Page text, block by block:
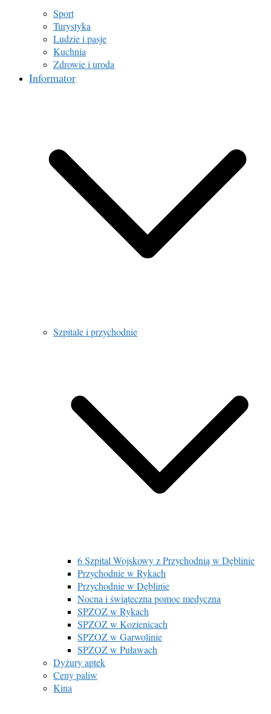
Sport
Turystyka
Ludzie i pasje
Kuchnia
Zdrowie i uroda
Informator
Szpitale i przychodnie
6 Szpital Wojskowy z Przychodnią w Dęblinie
Przychodnie w Rykach
Przychodnie w Dęblinie
Nocna i świąteczna pomoc medyczna
SPZOZ w Rykach
SPZOZ w Kozienicach
SPZOZ w Garwolinie
SPZOZ w Puławach
Dyżury aptek
Ceny paliw
Kina